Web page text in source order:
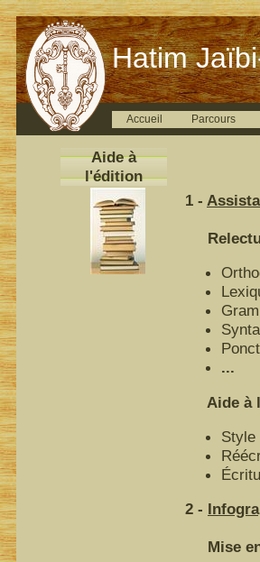
Hatim
Accueil Parcours
Aide à
l'édition
1 -
...
Aide à
Style
2 -
Mise en